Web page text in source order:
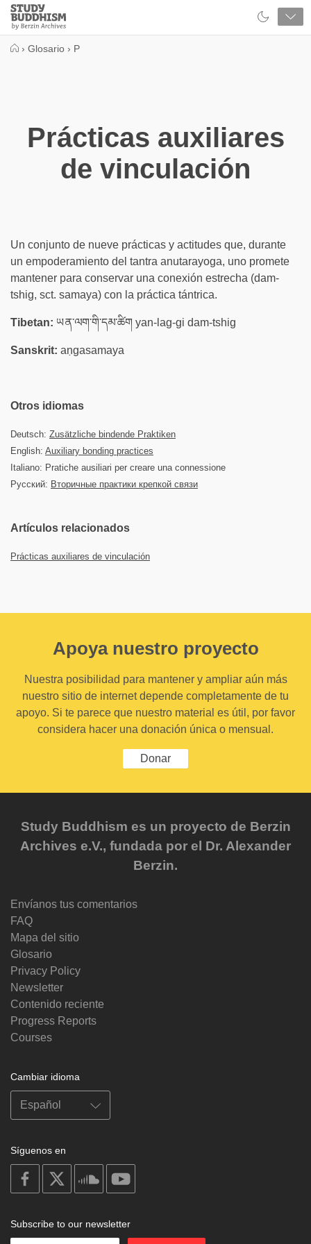
Close
Study
Buddhism
› Glosario › P
Prácticas auxiliares
de vinculación
Un conjunto de nueve prácticas y actitudes que, durante
un empoderamiento del tantra anutarayoga, uno promete
mantener para conservar una conexión estrecha (dam-
tshig, sct. samaya) con la práctica tántrica.
Tibetan: ཡན་ལག་གི་དམ་ཚིག yan-lag-gi dam-tshig
Sanskrit: aṇgasamaya
Otros idiomas
Deutsch: Zusätzliche bindende Praktiken
English: Auxiliary bonding practices
Italiano: Pratiche ausiliari per creare una connessione
Русский: Вторичные практики крепкой связи
Artículos relacionados
Prácticas auxiliares de vinculación
Apoya nuestro proyecto
Nuestra posibilidad para mantener y ampliar aún más
nuestro sitio de internet depende completamente de tu
apoyo. Si te parece que nuestro material es útil, por favor
considera hacer una donación única o mensual.
Donar
Study Buddhism es un proyecto de Berzin
Archives e.V., fundada por el Dr. Alexander
Berzin.
Envíanos tus comentarios
FAQ
Mapa del sitio
Glosario
Privacy Policy
Newsletter
Contenido reciente
Progress Reports
Courses
Cambiar idioma
Síguenos en
on
facebook
soundcloud
Subscribe to our newsletter